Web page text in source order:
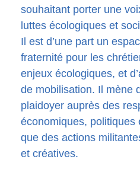
souhaitant porter une
luttes écologiques et
Il est d’une part un
fraternité pour les
enjeux écologiques, et
de mobilisation. Il mène
plaidoyer auprès des
économiques, politiques
que des actions
et créatives.